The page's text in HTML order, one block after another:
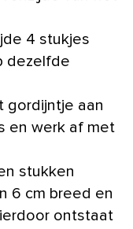
4 stukjes
dezelfde
gordijntje aan
en werk af met
stukken
6 cm breed en
ontstaat